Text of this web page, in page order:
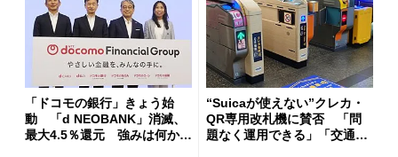
「ドコモの銀行」きょう始
動 「d NEOBANK」消滅、
最大4.5％還元 強みは何か解
“Suicaが使えない”クレカ・
QR専用改札機に賛否 「問
題なく運用できる」「交通系I